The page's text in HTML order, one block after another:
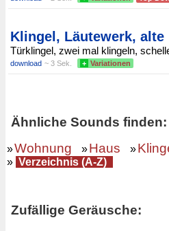
Klingel, Läutewerk, alte
Türklingel, zwei mal klingeln,
download ~ 3 Sek. + Variationen
Ähnliche Sounds finden:
»Wohnung »Haus »
» Verzeichnis (A-Z)
Zufällige Geräusche: